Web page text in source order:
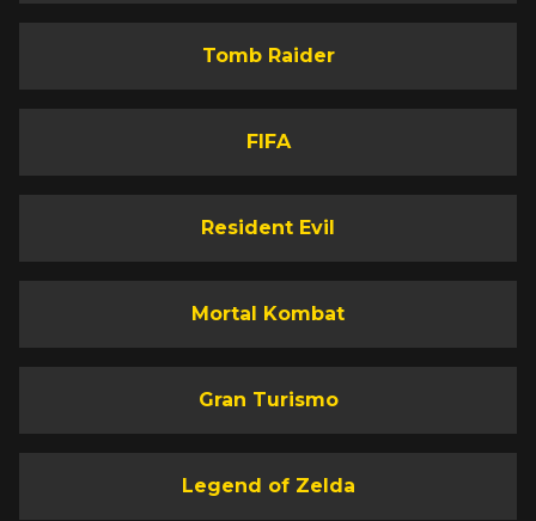
Tomb Raider
FIFA
Resident Evil
Mortal Kombat
Gran Turismo
Legend of Zelda